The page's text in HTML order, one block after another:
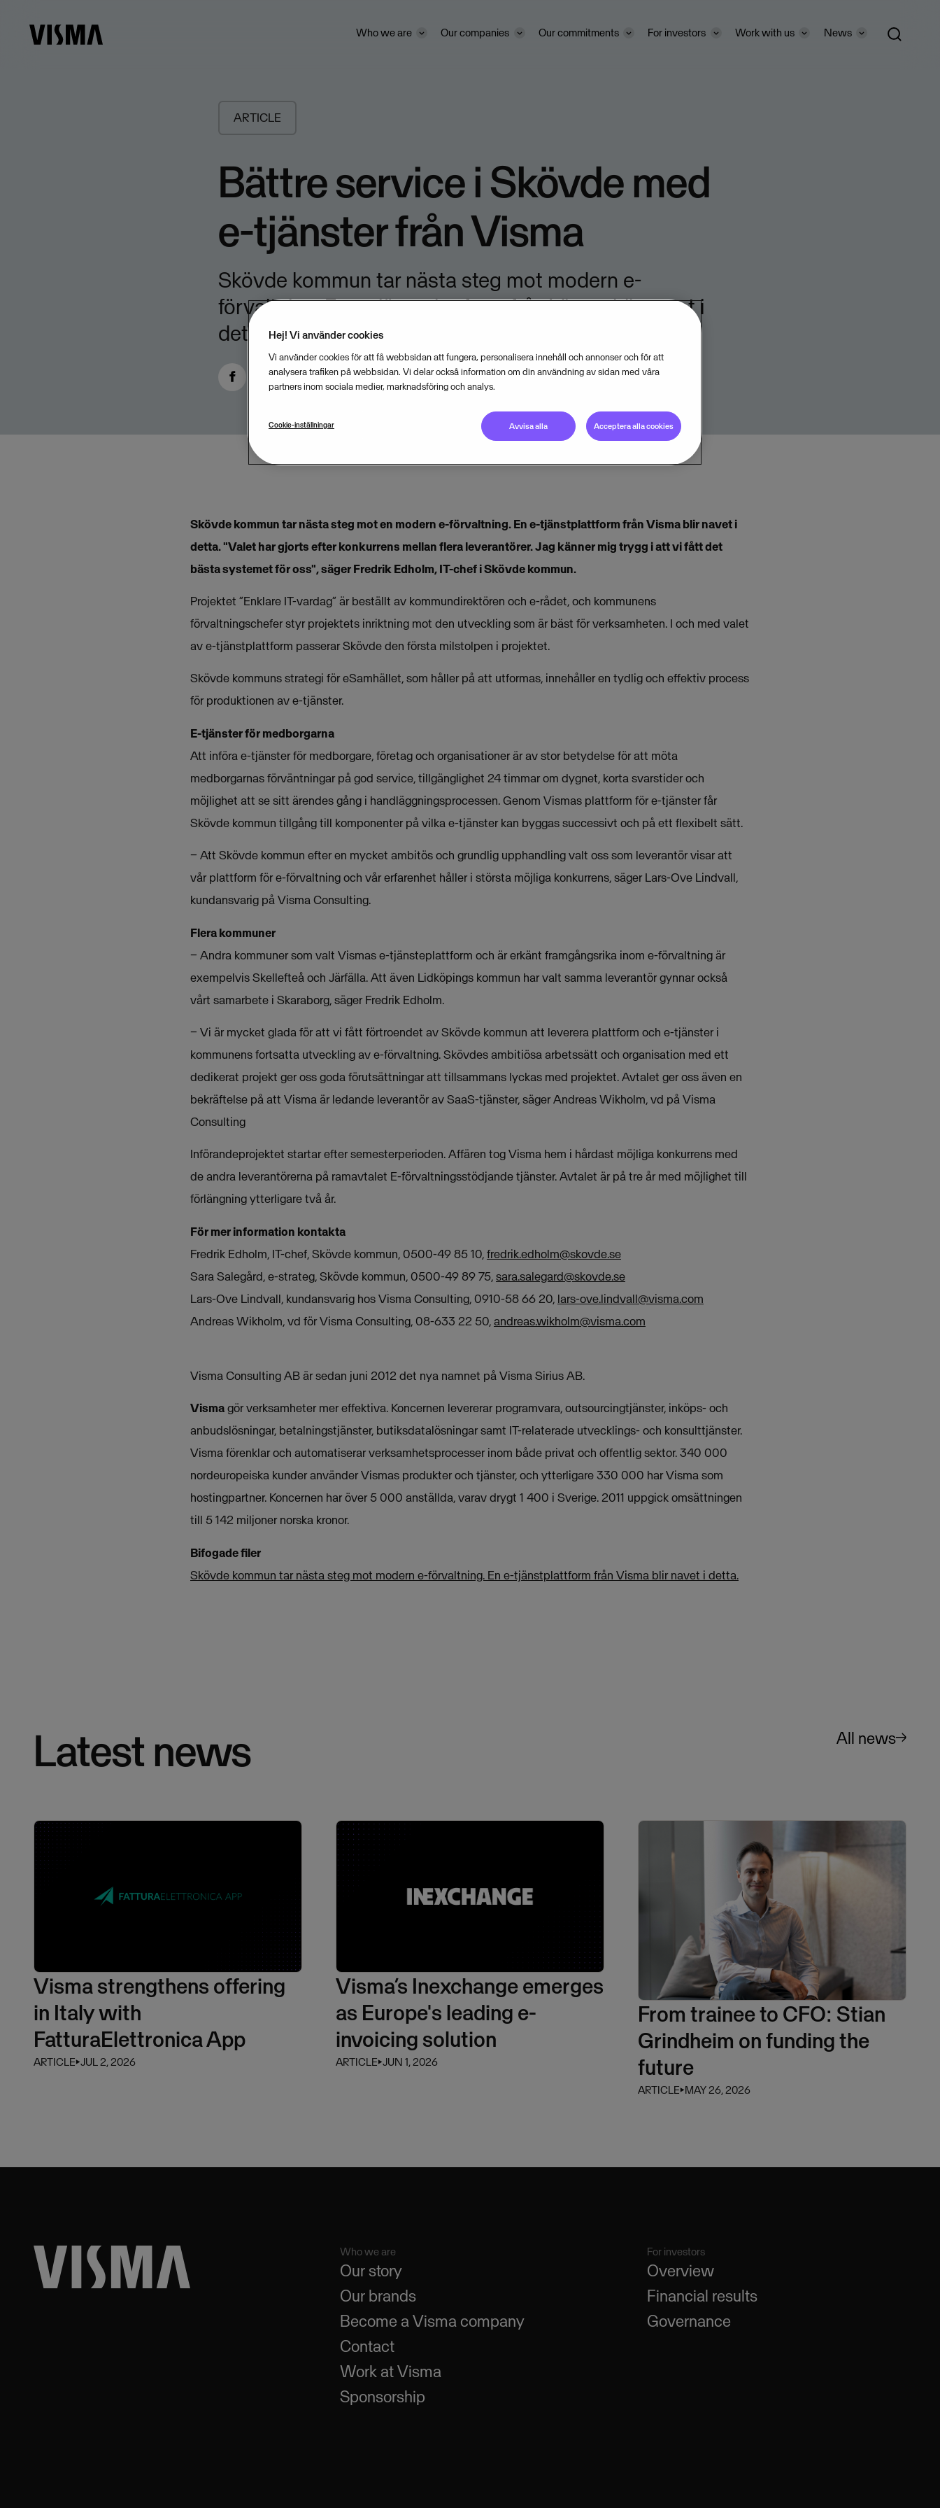
Who we are Our companies Our commitments For investors Work with us News
ARTICLE
Bättre service i Skövde med
e-tjänster från Visma
Skövde kommun tar nästa steg mot modern e-
förvaltning. En e-tjänstplattform från Visma blir navet i
detta.
JULY 5, 20122MIN READ
Skövde kommun tar nästa steg mot en modern e-förvaltning. En e-tjänstplattform från Visma blir navet i
detta. "Valet har gjorts efter konkurrens mellan flera leverantörer. Jag känner mig trygg i att vi fått det
bästa systemet för oss", säger Fredrik Edholm, IT-chef i Skövde kommun.
Projektet ”Enklare IT-vardag” är beställt av kommundirektören och e-rådet, och kommunens
förvaltningschefer styr projektets inriktning mot den utveckling som är bäst för verksamheten. I och med valet
av e-tjänstplattform passerar Skövde den första milstolpen i projektet.
Skövde kommuns strategi för eSamhället, som håller på att utformas, innehåller en tydlig och effektiv process
för produktionen av e-tjänster.
E-tjänster för medborgarna
Att införa e-tjänster för medborgare, företag och organisationer är av stor betydelse för att möta
medborgarnas förväntningar på god service, tillgänglighet 24 timmar om dygnet, korta svarstider och
möjlighet att se sitt ärendes gång i handläggningsprocessen. Genom Vismas plattform för e-tjänster får
Skövde kommun tillgång till komponenter på vilka e-tjänster kan byggas successivt och på ett flexibelt sätt.
− Att Skövde kommun efter en mycket ambitös och grundlig upphandling valt oss som leverantör visar att
vår plattform för e-förvaltning och vår erfarenhet håller i största möjliga konkurrens, säger Lars-Ove Lindvall,
kundansvarig på Visma Consulting.
Flera kommuner
− Andra kommuner som valt Vismas e-tjänsteplattform och är erkänt framgångsrika inom e-förvaltning är
exempelvis Skellefteå och Järfälla. Att även Lidköpings kommun har valt samma leverantör gynnar också
vårt samarbete i Skaraborg, säger Fredrik Edholm.
− Vi är mycket glada för att vi fått förtroendet av Skövde kommun att leverera plattform och e-tjänster i
kommunens fortsatta utveckling av e-förvaltning. Skövdes ambitiösa arbetssätt och organisation med ett
dedikerat projekt ger oss goda förutsättningar att tillsammans lyckas med projektet. Avtalet ger oss även en
bekräftelse på att Visma är ledande leverantör av SaaS-tjänster, säger Andreas Wikholm, vd på Visma
Consulting
Införandeprojektet startar efter semesterperioden. Affären tog Visma hem i hårdast möjliga konkurrens med
de andra leverantörerna på ramavtalet E-förvaltningsstödjande tjänster. Avtalet är på tre år med möjlighet till
förlängning ytterligare två år.
För mer information kontakta
Fredrik Edholm, IT-chef, Skövde kommun, 0500-49 85 10,fredrik.edholm@skovde.se
Sara Salegård, e-strateg, Skövde kommun, 0500-49 89 75,sara.salegard@skovde.se
Lars-Ove Lindvall, kundansvarig hos Visma Consulting, 0910-58 66 20, lars-ove.lindvall@visma.com
Andreas Wikholm, vd för Visma Consulting, 08-633 22 50,andreas.wikholm@visma.com
Visma Consulting AB är sedan juni 2012 det nya namnet på Visma Sirius AB.
Vismagör verksamheter mer effektiva. Koncernen levererar programvara, outsourcingtjänster, inköps- och
anbudslösningar, betalningstjänster, butiksdatalösningar samt IT-relaterade utvecklings- och konsulttjänster.
Visma förenklar och automatiserar verksamhetsprocesser inom både privat och offentlig sektor. 340 000
nordeuropeiska kunder använder Vismas produkter och tjänster, och ytterligare 330 000 har Visma som
hostingpartner. Koncernen har över 5 000 anställda, varav drygt 1 400 i Sverige. 2011 uppgick omsättningen
till 5 142 miljoner norska kronor.
Bifogade filer
Skövde kommun tar nästa steg mot modern e-förvaltning. En e-tjänstplattform från Visma blir navet i detta.
Latest news All news
Visma strengthens offering
in Italy with
FatturaElettronica App
ARTICLE⏵JUL 2, 2026
Visma’s Inexchange emerges
as Europe's leading e-
invoicing solution
ARTICLE⏵JUN 1, 2026
From trainee to CFO: Stian
Grindheim on funding the
future
ARTICLE⏵MAY 26, 2026
Who we are
Our story
Our brands
Become a Visma company
Contact
Work at Visma
Sponsorship
For investors
Overview
Financial results
Governance
Hej! Vi använder cookies
Vi använder cookies för att få webbsidan att fungera, personalisera innehåll och annonser och för att
analysera trafiken på webbsidan. Vi delar också information om din användning av sidan med våra
partners inom sociala medier, marknadsföring och analys.
Cookie-inställningar Avvisa alla Acceptera alla cookies